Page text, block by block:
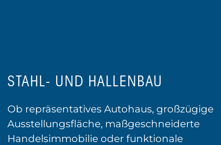
STAHL- UND HALLENBAU
Ob repräsentatives Autohaus, großzügige
Ausstellungsfläche, maßgeschneiderte
Handelsimmobilie oder funktionale